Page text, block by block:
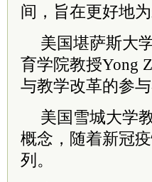
间，旨在更好地
美国堪萨斯大
育学院教授Yong
与教学改革的参与
美国雪城大学
概念，随着新冠
列。